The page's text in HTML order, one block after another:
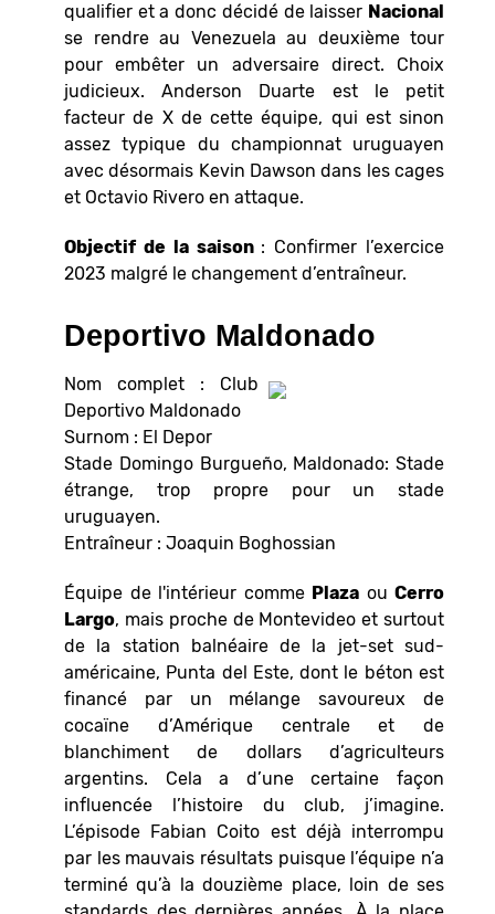
qualifier et a donc décidé de laisser Nacional
se rendre au Venezuela au deuxième tour
pour embêter un adversaire direct. Choix
judicieux. Anderson Duarte est le petit
facteur de X de cette équipe, qui est sinon
assez typique du championnat uruguayen
avec désormais Kevin Dawson dans les cages
et Octavio Rivero en attaque.
Objectif de la saison : Confirmer l’exercice
2023 malgré le changement d’entraîneur.
Deportivo Maldonado
Nom complet : Club
Deportivo Maldonado
Surnom : El Depor
Stade Domingo Burgueño, Maldonado: Stade
étrange, trop propre pour un stade
uruguayen.
Entraîneur : Joaquin Boghossian
Équipe de l'intérieur comme Plaza ou Cerro
Largo, mais proche de Montevideo et surtout
de la station balnéaire de la jet-set sud-
américaine, Punta del Este, dont le béton est
financé par un mélange savoureux de
cocaïne d’Amérique centrale et de
blanchiment de dollars d’agriculteurs
argentins. Cela a d’une certaine façon
influencée l’histoire du club, j’imagine.
L’épisode Fabian Coito est déjà interrompu
par les mauvais résultats puisque l’équipe n’a
terminé qu’à la douzième place, loin de ses